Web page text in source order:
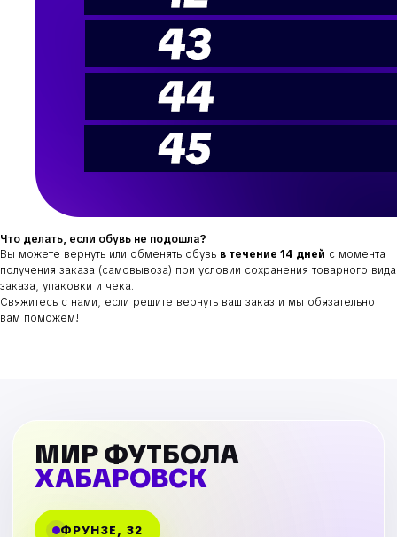
Что делать, если обувь не подошла?
Вы можете вернуть или обменять обувь в течение 14 дней с момента
получения заказа (самовывоза) при условии сохранения товарного вида
заказа, упаковки и чека.
Свяжитесь с нами, если решите вернуть ваш заказ и мы обязательно
вам поможем!
МИР ФУТБОЛА
ХАБАРОВСК
ФРУНЗЕ, 32